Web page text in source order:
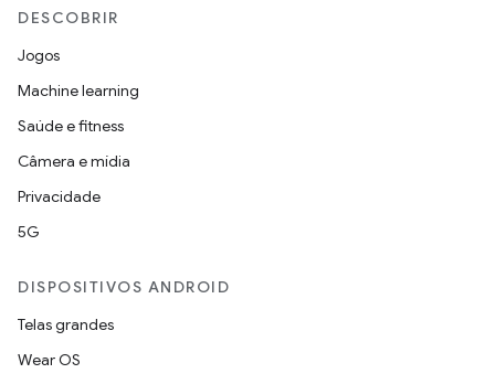
DESCOBRIR
Jogos
Machine learning
Saúde e fitness
Câmera e mídia
Privacidade
5G
DISPOSITIVOS ANDROID
Telas grandes
Wear OS